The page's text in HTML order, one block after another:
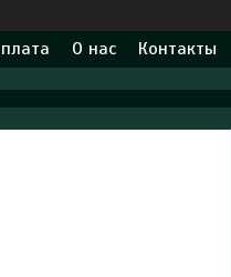
О нас Контакты